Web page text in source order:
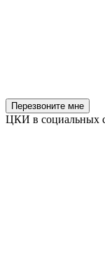
Перезвоните мне
ЦКИ в социальных